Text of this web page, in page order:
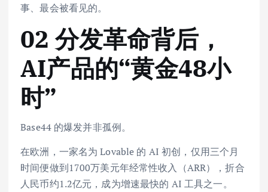
事、最会被看见的。
02 分发革命背后，
AI产品的“黄金48小
时”
Base44 的爆发并非孤例。
在欧洲，一家名为 Lovable 的 AI 初创，仅用三个月
时间便做到1700万美元年经常性收入（ARR），折合
人民币约1.2亿元，成为增速最快的 AI 工具之一。